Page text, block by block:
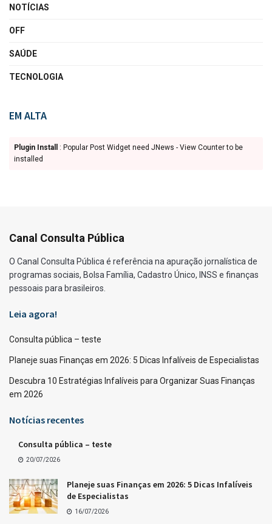
NOTÍCIAS
OFF
SAÚDE
TECNOLOGIA
EM ALTA
Plugin Install
: Popular Post Widget need JNews - View Counter to be
installed
Canal Consulta Pública
O Canal Consulta Pública é referência na apuração jornalística de
programas sociais, Bolsa Família, Cadastro Único, INSS e finanças
pessoais para brasileiros.
Leia agora!
Consulta pública – teste
Planeje suas Finanças em 2026: 5 Dicas Infalíveis de Especialistas
Descubra 10 Estratégias Infalíveis para Organizar Suas Finanças
em 2026
Notícias recentes
Consulta pública – teste
20/07/2026
Planeje suas Finanças em 2026: 5 Dicas Infalíveis
de Especialistas
16/07/2026